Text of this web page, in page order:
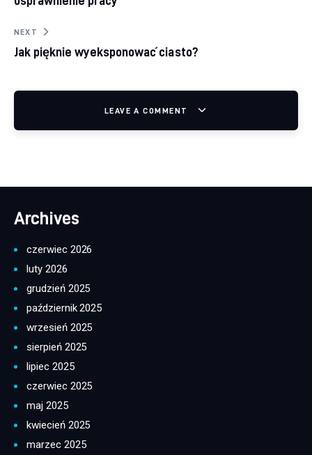
NEXT
Jak pięknie wyeksponować ciasto?
LEAVE A COMMENT
Archives
czerwiec 2026
luty 2026
grudzień 2025
październik 2025
wrzesień 2025
sierpień 2025
lipiec 2025
czerwiec 2025
maj 2025
kwiecień 2025
marzec 2025